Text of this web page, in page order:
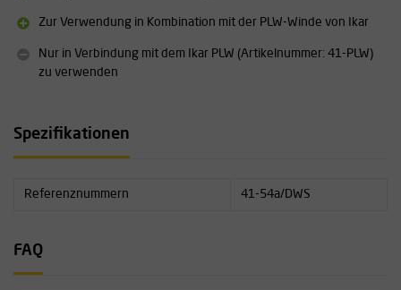
Zur Verwendung in Kombination mit der PLW-Winde von Ikar
Nur in Verbindung mit dem Ikar PLW (Artikelnummer: 41-PLW)
zu verwenden
Spezifikationen
Referenznummern 41-54a/DWS
FAQ